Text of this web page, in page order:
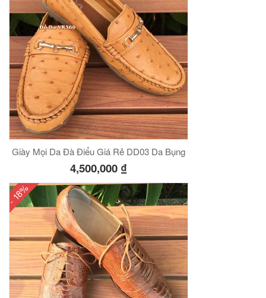
Giày Mọi Da Đà Điểu Giá Rẻ DD03 Da Bụng
4,500,000 ₫
- 18%